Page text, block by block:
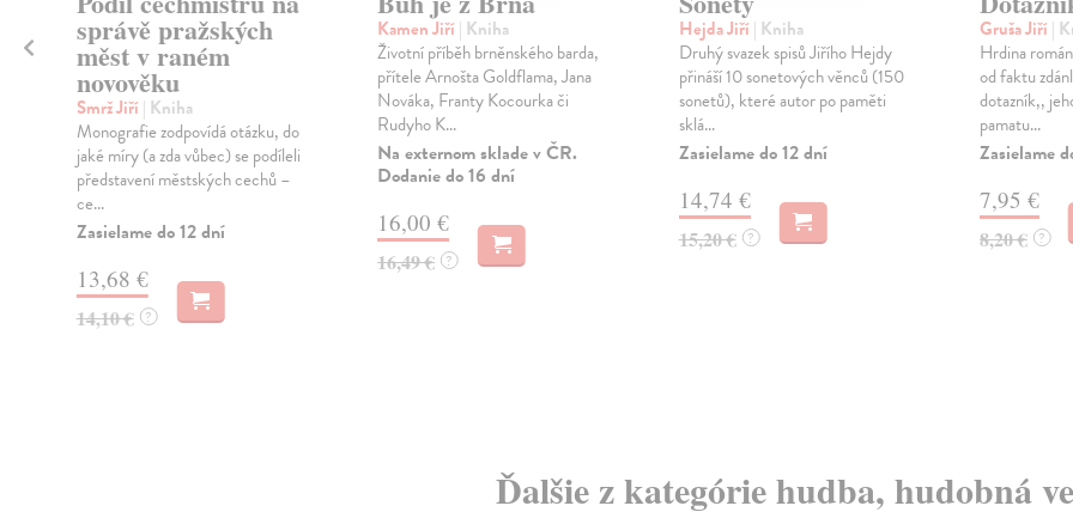
správě pražských
měst v raném
novověku
Smrž Jiří | Kniha
Monografie zodpovídá otázku, do
jaké míry (a zda vůbec) se podíleli
představení městských cechů –
ce...
Zasielame do 12 dní
13,68 €
14,10 € ?
Kamen Jiří | Kniha
Životní příběh brněnského barda,
přítele Arnošta Goldflama, Jana
Nováka, Franty Kocourka či
Rudyho K...
Na externom sklade v ČR.
Dodanie do 16 dní
16,00 €
16,49 € ?
Hejda Jiří | Kniha
Druhý svazek spisů Jiřího Hejdy
přináší 10 sonetových věnců (150
sonetů), které autor po paměti
sklá...
Zasielame do 12 dní
14,74 €
15,20 € ?
Gruša Jiří |
Hrdina
od faktu
dotazník,,
pamatu...
Zasielame
7,95 €
8,20 € ?
Ďalšie z kategórie hudba, hudobná